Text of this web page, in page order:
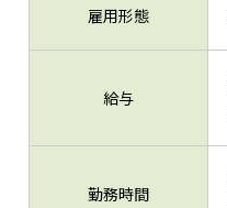
雇用形態
給与
勤務時間